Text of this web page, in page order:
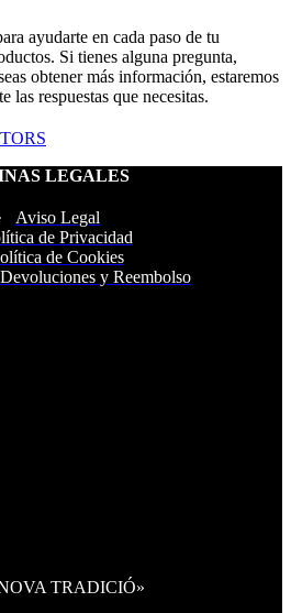
ayudarte en cada paso de tu
Si tienes alguna pregunta,
obtener más información, estaremos
las respuestas que necesitas.
LEGALES
Aviso Legal
de Privacidad
de Cookies
y Reembolso
TRADICIÓ»